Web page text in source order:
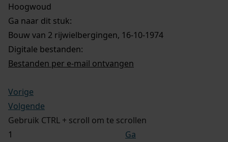
Hoogwoud
Ga naar dit stuk:
Bouw van 2 rijwielbergingen, 16-10-1974
Digitale bestanden:
Bestanden per e-mail ontvangen
Vorige
Volgende
Gebruik CTRL + scroll om te scrollen
Ga